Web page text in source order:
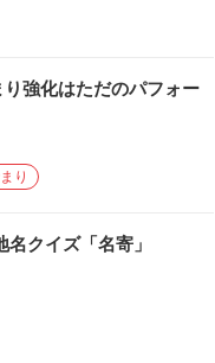
強化はただのパフォー
り
クイズ「名寄」